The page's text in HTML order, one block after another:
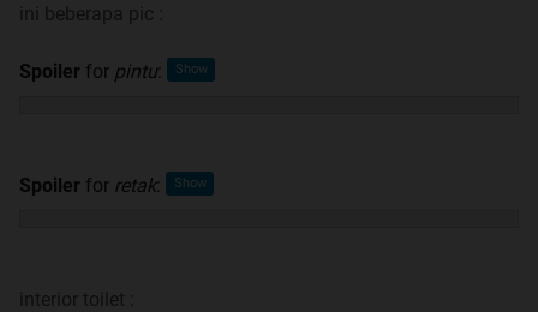
ini beberapa pic :
Spoiler for pintu:
Spoiler for retak:
interior toilet :